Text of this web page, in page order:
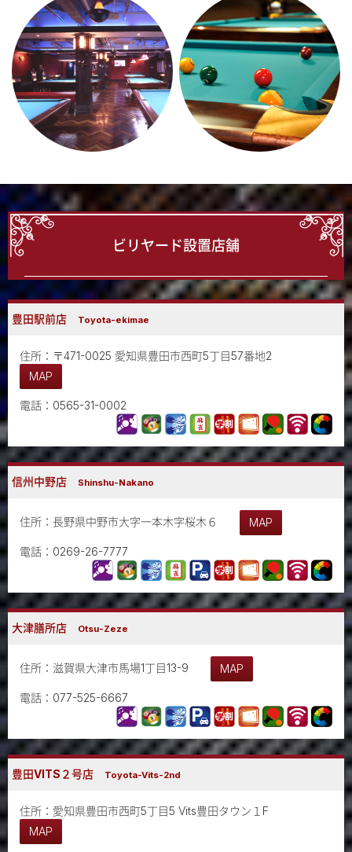
ビリヤード設置店舗
豊田駅前店 Toyota-ekimae
住所：〒471-0025 愛知県豊田市西町5丁目57番地2
MAP
電話：0565-31-0002
信州中野店 Shinshu-Nakano
住所：長野県中野市大字一本木字桜木６ MAP
電話：0269-26-7777
大津膳所店 Otsu-Zeze
住所：滋賀県大津市馬場1丁目13-9 MAP
電話：077-525-6667
豊田VITS２号店 Toyota-Vits-2nd
住所：愛知県豊田市西町5丁目5 Vits豊田タウン１F
MAP